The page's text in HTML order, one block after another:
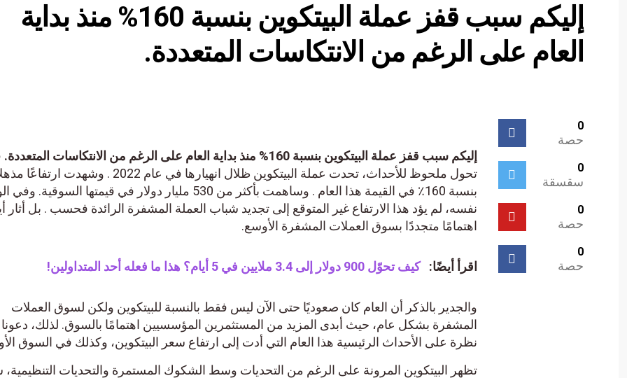
إليكم سبب قفز عملة البيتكوين بنسبة 160% منذ بداية
العام على الرغم من الانتكاسات المتعددة.
0
حصة
0
سقسقة
0
حصة
0
حصة
إليكم سبب قفز عملة البيتكوين بنسبة 160% منذ بداية العام على الرغم من الانتكاسات المتعددة.
تحول ملحوظ للأحداث، تحدت عملة البيتكوين ظلال انهيارها في عام 2022 . وشهدت ارتفاعًا
بنسبة 160٪ في القيمة هذا العام . وساهمت بأكثر من 530 مليار دولار في قيمتها
نفسه، لم يؤد هذا الارتفاع غير المتوقع إلى تجديد شباب العملة المشفرة الرائدة فحسب . بل أثار
اهتمامًا متجددًا بسوق العملات المشفرة الأوسع.
اقرأ أيضًا: كيف تحوّل 900 دولار إلى 3.4 ملايين في 5 أيام؟ هذا ما فعله أحد المتداولين!
والجدير بالذكر أن العام كان صعوديًا حتى الآن ليس فقط بالنسبة للبيتكوين ولكن لسوق العملات
المشفرة بشكل عام، حيث أبدى المزيد من المستثمرين المؤسسيين اهتمامًا بالسوق. لذلك،
نظرة على الأحداث الرئيسية هذا العام التي أدت إلى ارتفاع سعر البيتكوين، وكذلك في السوق
تظهر البيتكوين المرونة على الرغم من التحديات وسط الشكوك المستمرة والتحديات